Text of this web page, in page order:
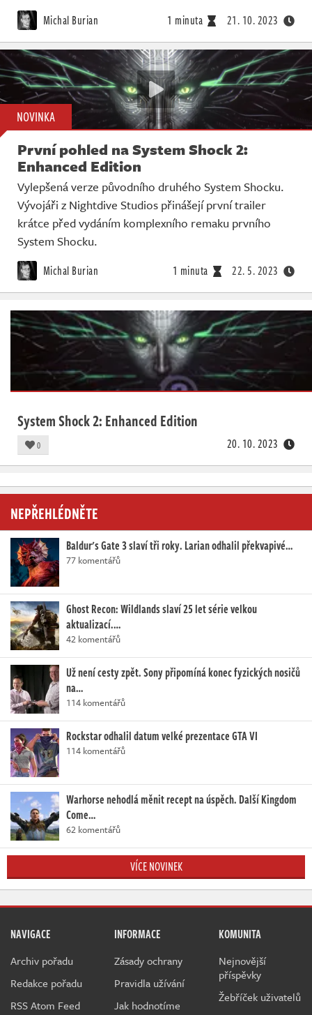
Michal Burian 1 minuta 21. 10. 2023
NOVINKA
První pohled na System Shock 2:
Enhanced Edition
Vylepšená verze původního druhého System Shocku.
Vývojáři z Nightdive Studios přinášejí první trailer
krátce před vydáním komplexního remaku prvního
System Shocku.
Michal Burian 1 minuta 22. 5. 2023
System Shock 2: Enhanced Edition
0 20. 10. 2023
NEPŘEHLÉDNĚTE
Baldur's Gate 3 slaví tři roky. Larian odhalil překvapivé…
77 komentářů
Ghost Recon: Wildlands slaví 25 let série velkou
aktualizací.…
42 komentářů
Už není cesty zpět. Sony připomíná konec fyzických nosičů
na…
114 komentářů
Rockstar odhalil datum velké prezentace GTA VI
114 komentářů
Warhorse nehodlá měnit recept na úspěch. Další Kingdom
Come…
62 komentářů
VÍCE NOVINEK
NAVIGACE
Archiv pořadu
Redakce pořadu
RSS Atom Feed
INFORMACE
Zásady ochrany
Pravidla užívání
Jak hodnotíme
KOMUNITA
Nejnovější
příspěvky
Žebříček uživatelů